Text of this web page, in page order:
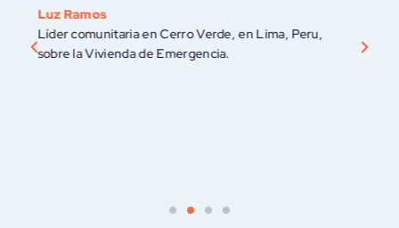
Julio Familia
Líder Comunitario, sobre la reparación de las vías de